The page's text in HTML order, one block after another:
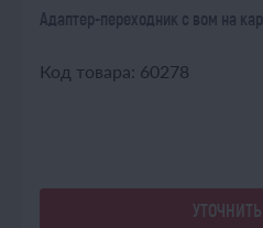
Адаптер-переходник с вом на
Код товара: 60278